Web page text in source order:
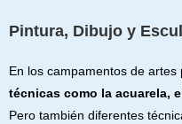
Pintura, Dibujo y
En los campamentos de artes
técnicas como la acuarela,
Pero también diferentes